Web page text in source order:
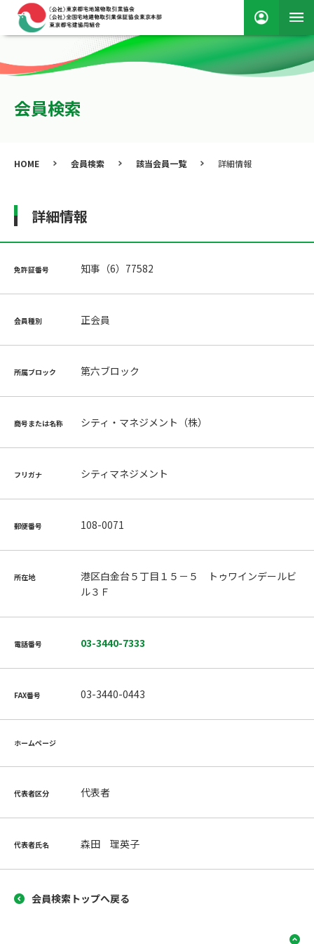
会員検索
HOME 会員検索 該当会員一覧 詳細情報
詳細情報
免許証番号 知事（6）77582
会員種別 正会員
所属ブロック 第六ブロック
商号または名称 シティ・マネジメント（株）
フリガナ シティマネジメント
郵便番号 108-0071
所在地
港区白金台５丁目１５－５ トゥワインデールビ
ル３Ｆ
電話番号 03-3440-7333
FAX番号 03-3440-0443
ホームページ
代表者区分 代表者
代表者氏名 森田 理英子
会員検索トップへ戻る